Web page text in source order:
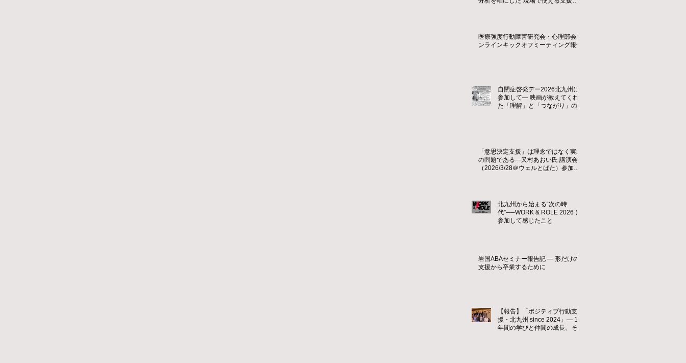
医療強度行動障害研究会・心理部会オ
ンラインキックオフミーティング報告
自閉症啓発デー2026北九州に
参加して― 映画が教えてくれ
た「理解」と「つながり」の大
「意思決定支援」は理念ではなく実装
の問題である—又村あおい氏 講演会
（2026/3/28＠ウェルとばた）参加レ
北九州から始まる“次の時
代”──WORK & ROLE 2026 に
参加して感じたこと
岩国ABAセミナー報告記 ― 形だけの
支援から卒業するために
【報告】「ポジティブ行動支
援・北九州 since 2024」― 1
年間の学びと仲間の成長、そし